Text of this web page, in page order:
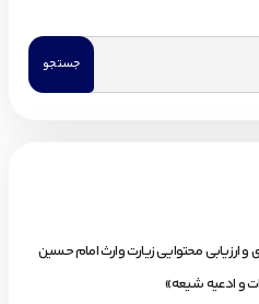
و ارزیابی محتوایی زیارت وارث امام حسین
و ادعیه شیعه»